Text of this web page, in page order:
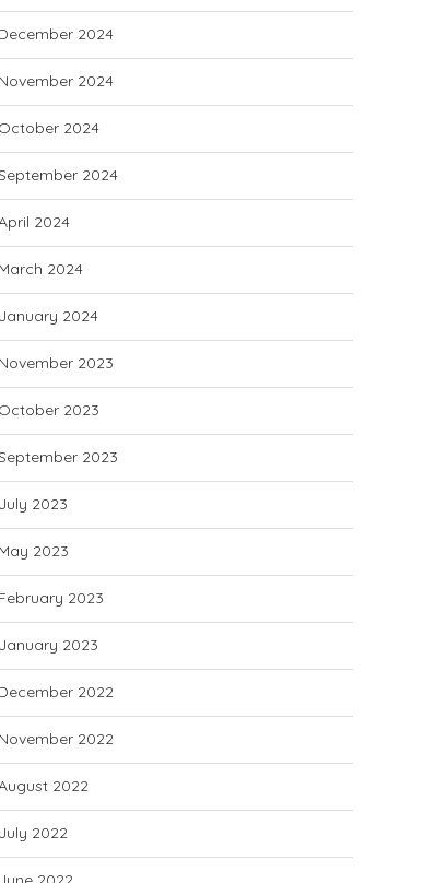
December 2024
November 2024
October 2024
2024
2024
March 2024
January 2024
November 2023
October 2023
2023
July 2023
May 2023
February 2023
January 2023
December 2022
November 2022
2022
July 2022